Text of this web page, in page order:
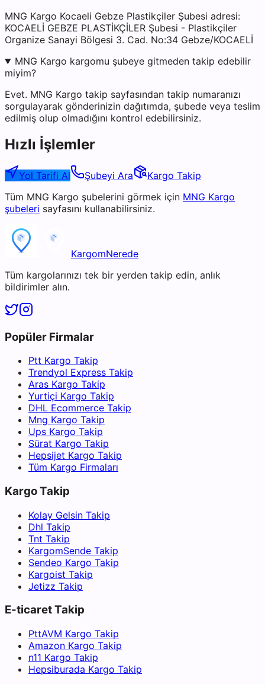
MNG Kargo Kocaeli Gebze Plastikçiler Şubesi adresi:
KOCAELİ GEBZE PLASTİKÇİLER Şubesi - Plastikçiler
Organize Sanayi Bölgesi 3. Cad. No:34 Gebze/KOCAELİ
MNG Kargo kargomu şubeye gitmeden takip edebilir
miyim?
Evet. MNG Kargo takip sayfasından takip numaranızı
sorgulayarak gönderinizin dağıtımda, şubede veya teslim
edilmiş olup olmadığını kontrol edebilirsiniz.
Hızlı İşlemler
Yol Tarifi Al Şubeyi Ara
Kargo Takip
Tüm MNG Kargo şubelerini görmek için MNG Kargo
şubeleri sayfasını kullanabilirsiniz.
KargomNerede
Tüm kargolarınızı tek bir yerden takip edin, anlık
bildirimler alın.
Popüler Firmalar
Ptt Kargo Takip
Trendyol Express Takip
Aras Kargo Takip
Yurtiçi Kargo Takip
DHL Ecommerce Takip
Mng Kargo Takip
Ups Kargo Takip
Sürat Kargo Takip
Hepsijet Kargo Takip
Tüm Kargo Firmaları
Kargo Takip
Kolay Gelsin Takip
Dhl Takip
Tnt Takip
KargomSende Takip
Sendeo Kargo Takip
Kargoist Takip
Jetizz Takip
E-ticaret Takip
PttAVM Kargo Takip
Amazon Kargo Takip
n11 Kargo Takip
Hepsiburada Kargo Takip